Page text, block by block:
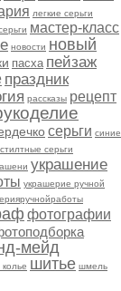
легкие серьги
мастер-класс
новости новый
пасха пейзаж
праздник
рассказы рецепт
серьги синие
стилтные серьги
украшение
украшерие ручной
фотографии
мейд
колье шитье шмель